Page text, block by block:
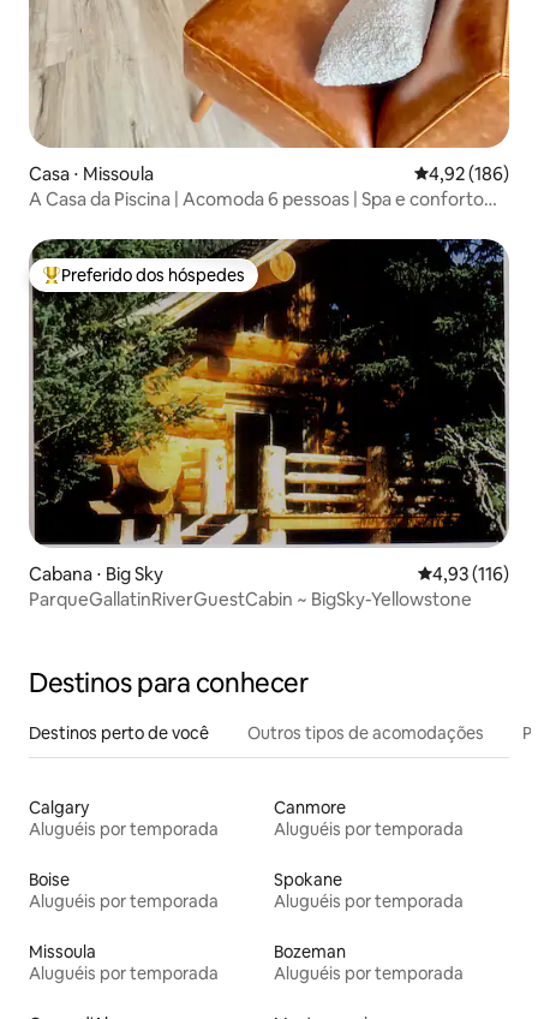
Casa ⋅ Missoula 4,92 de uma
4,92 (186)
A Casa da Piscina | Acomoda 6 pessoas | Spa e conforto
Entre os melhores preferidos dos hóspedes
Preferido dos hóspedes
Cabana ⋅ Big Sky 4,93 de uma
4,93 (116)
ParqueGallatinRiverGuestCabin ~ BigSky-Yellowstone
Destinos para conhecer
Destinos perto de você Outros tipos de acomodações
Calgary
Aluguéis por temporada
Canmore
Aluguéis por temporada
Boise
Aluguéis por temporada
Spokane
Aluguéis por temporada
Missoula
Aluguéis por temporada
Bozeman
Aluguéis por temporada